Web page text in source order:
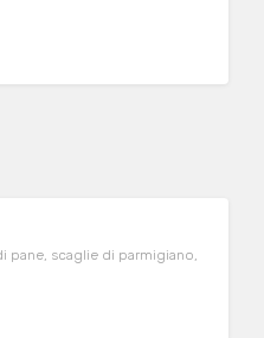
pane, scaglie di parmigiano,